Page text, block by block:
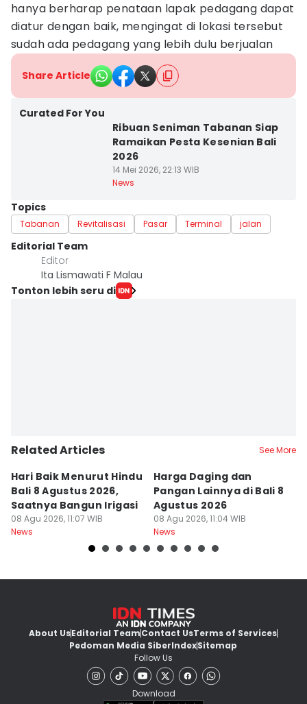
hanya berharap penataan lapak pedagang dapat
diatur dengan baik, mengingat di lokasi tersebut
sudah ada pedagang yang lebih dulu berjualan
Share Article
Curated For You
Ribuan Seniman Tabanan Siap
Ramaikan Pesta Kesenian Bali
2026
14 Mei 2026, 22:13 WIB
News
Topics
Tabanan Revitalisasi Pasar Terminal jalan
Editorial Team
Editor
Ita Lismawati F Malau
Tonton lebih seru di
Related Articles See More
Hari Baik Menurut Hindu
Bali 8 Agustus 2026,
Saatnya Bangun Irigasi
08 Agu 2026, 11:07 WIB
News
Harga Daging dan
Pangan Lainnya di Bali 8
Agustus 2026
08 Agu 2026, 11:04 WIB
News
About UsEditorial TeamContact UsTerms of Services
Pedoman Media SiberIndexSitemap
Follow Us
Download